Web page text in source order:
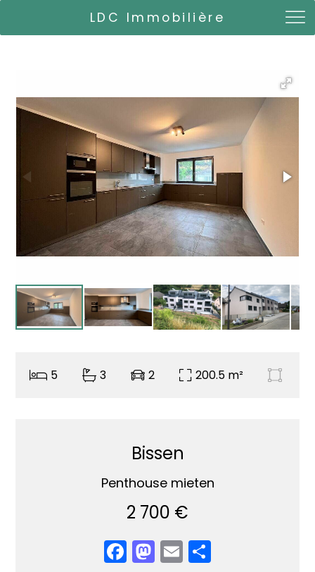
LDC Immobilière
5 3 2 200.5 m²
Bissen
Penthouse mieten
2 700 €
Facebook
Mastodon
Email